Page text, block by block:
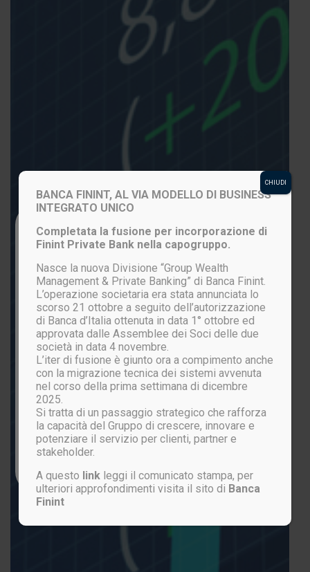
Login to your account
ACCEDI
Password persa?
Non sei ancora registrato?
BANCA FININT, AL VIA MODELLO DI BUSINESS
INTEGRATO UNICO
Completata la fusione per incorporazione di
Finint Private Bank nella capogruppo.
Nasce la nuova Divisione “Group Wealth
Management & Private Banking” di Banca Finint.
L’operazione societaria era stata annunciata lo
scorso 21 ottobre a seguito dell’autorizzazione
di Banca d’Italia ottenuta in data 1° ottobre ed
approvata dalle Assemblee dei Soci delle due
società in data 4 novembre.
L’iter di fusione è giunto ora a compimento anche
con la migrazione tecnica dei sistemi avvenuta
nel corso della prima settimana di dicembre
2025.
Si tratta di un passaggio strategico che rafforza
la capacità del Gruppo di crescere, innovare e
potenziare il servizio per clienti, partner e
stakeholder.
A questo link leggi il comunicato stampa, per
ulteriori approfondimenti visita il sito di Banca
Finint
CHIUDI